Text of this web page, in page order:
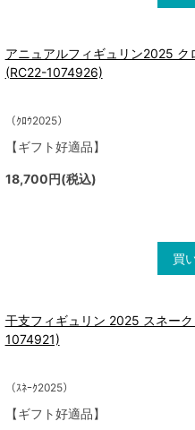
アニュアルフィギュリン2025 ク
(RC22-1074926)
（ｸﾛｳ2025）
【ギフト好適品】
18,700円(税込)
買
干支フィギュリン 2025 スネー
1074921)
（ｽﾈｰｸ2025）
【ギフト好適品】